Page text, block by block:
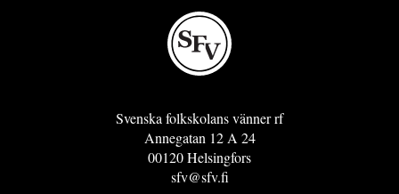
Svenska folkskolans vänner rf
Annegatan 12 A 24
00120 Helsingfors
sfv@sfv.fi